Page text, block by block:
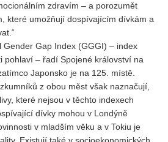
zdravím – a porozumět
které umožňují dospívajícím dívkám a
Gender Gap Index (GGGI) – index
pohlaví – řadí Spojené království na
Japonsko je na 125. místě.
z obou měst však naznačují,
které nejsou v těchto indexech
dívky mohou v Londýně
v mladším věku a v Tokiu je